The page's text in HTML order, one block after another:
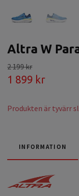
Altra W
2 199 kr
1 899 kr
Produkten är tyvärr
INFORMATION